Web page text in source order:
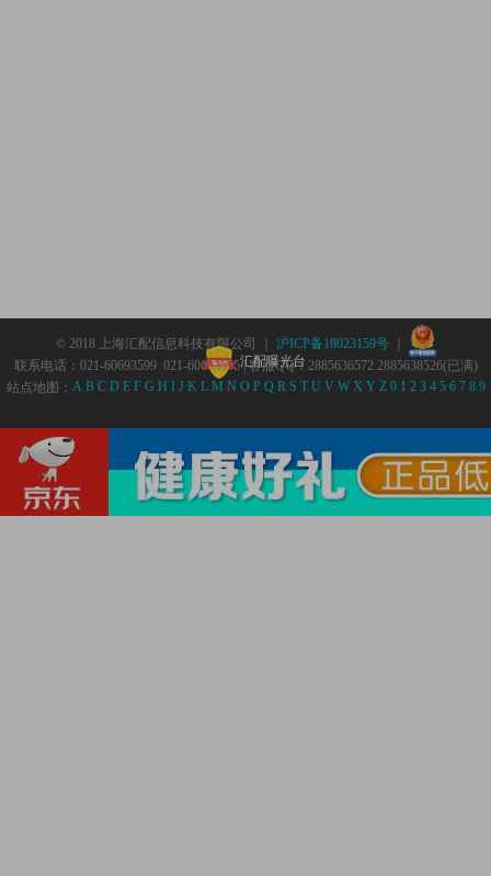
© 2018 上海汇配信息科技有限公司 ｜ 沪ICP备18023159号｜
汇配曝光台
联系电话：021-60693599 021-60693555 | 客服QQ：2885636572 2885638526(已满)
站点地图： A B C D E F G H I J K L M N O P Q R S T U V W X Y Z 0 1 2 3 4 5 6 7 8 9